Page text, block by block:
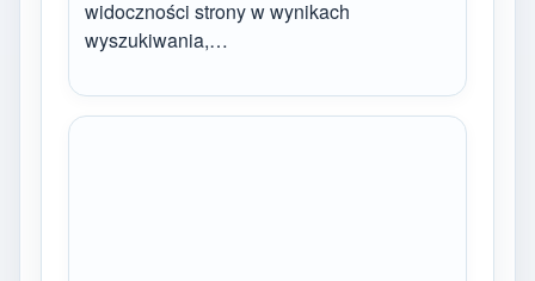
widoczności strony w wynikach
wyszukiwania,…